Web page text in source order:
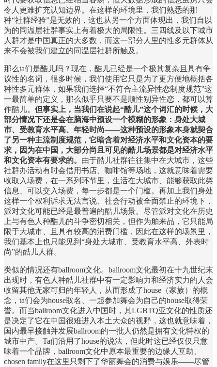
令人更难扩充认知边界。在这样的环境里，我们熟悉的那
种“社群经验”是无效的，这也从另一个方面体现出，我们自以
为的同温层社群事实上有着极大的局限性。三四线及以下城市
人群才是中国真正的大多数，而这一部分人里的性多元群体从
来不会被我们建立的同温层社群所触及。
那么ta们是酷儿吗？现在，酷儿已经是一个极其复杂且具有争
议性的名词，很多时候，我们使用它只是为了更方便地概括各
种性多元群体，如果我们选择“不符合主流异性恋制度规范”这
一最简单的定义，那么似乎只要不是顺性别异性恋，都可以算
作酷儿。 但事实上，当我们在说起“酷儿”这个词汇的时候，大
部分情况下还是会在脑海中预设一个模糊的形象：身处大城
市、受教育水平高、年轻时尚——这种预设的形象本身就契合
了另一种主流制度规范，它暗含着对经济水平和文化资本的要
求，因为在中国，大部分尚且可见的酷儿场景都是对经济水平
和文化资本有要求的。 由于酷儿社群往往集中在大城市，这些
社群办活动有时会借用书店、咖啡馆等场地，这就意味着需要
收取入场费，在一系列环节里，生活在大城市、能够获取此类
信息、可以交入场费，每一步都是一个门槛。再加上我们身处
这样一个权利诉求无法言说、社会行动被全面禁止的环境下，
派对文化可能已经是最普遍的酷儿场景。尽管派对文化在历史
上与有色人种酷儿的斗争密切相关，但作为舶来品，它只能局
限于大城市、且具有较高的消费门槛，因此在这样的场景里，
我们基本上也只能见到“身处大城市、受教育水平高、外表时
尚”的酷儿人群。
类似的情况还有ballroom文化。ballroom文化最初在十九世纪末
出现时，有色人种酷儿社群中有一定影响力和经济实力的人会
收留其他无家可归的年轻人，从而形成了house（家族）的概
念，ta们会为house取名、一起参加舞会为自己的house取得荣
誉。而当ballroom文化进入中国时，其LGBTQ亚文化的性质还
是决定了它在中国很难进入本土大众的视野，这也就意味着，
国内最早接触并发展ballroom的一批人仍然是拥有文化特权的
城市中产。Ta们沿用了house的说法，但此时这已经仅仅只意
味着一个品牌，ballroom文化中原本最重要的边缘人互助、
chosen family在这里只剩下了华丽舞会的消费与娱乐——尽管